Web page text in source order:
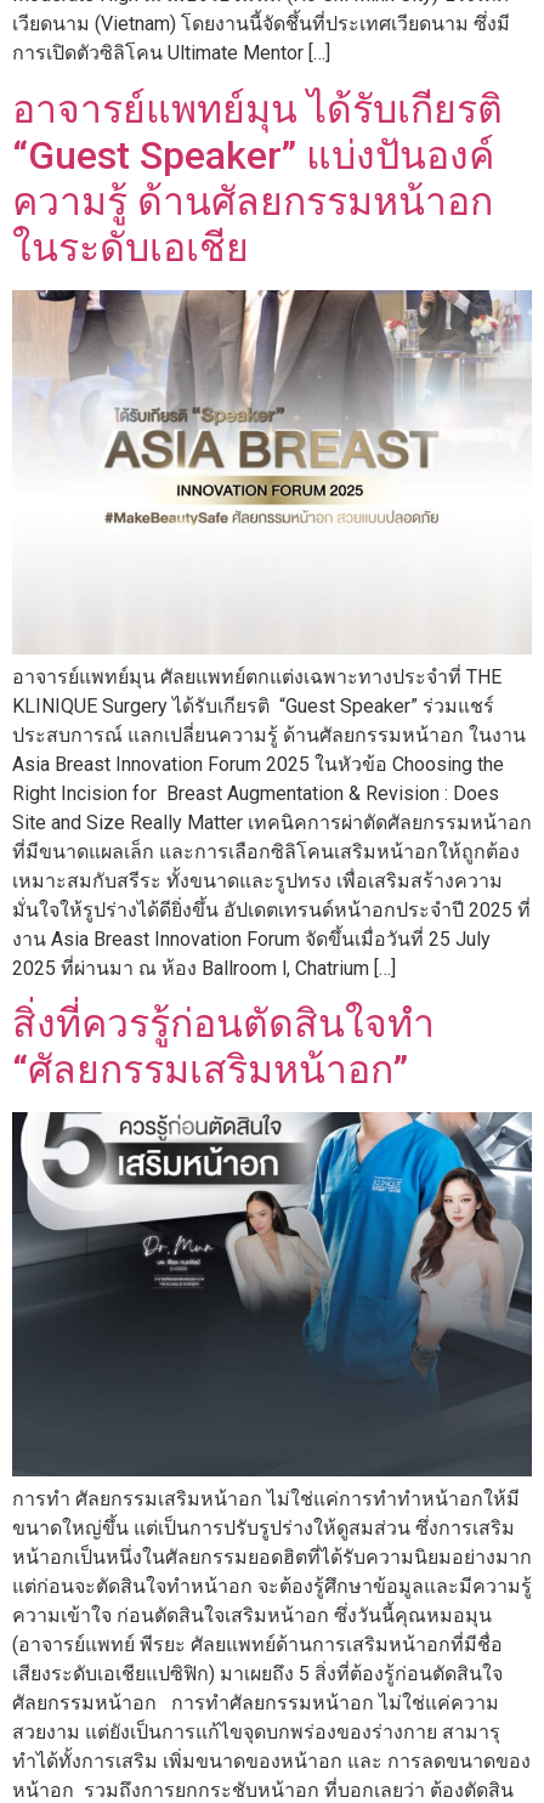
เวียดนาม (Vietnam) โดยงานนี้จัดชึ้นที่ประเทศเวียดนาม ซึ่งมี
การเปิดตัวซิลิโคน Ultimate Mentor […]
อาจารย์แพทย์มุน ได้รับเกียรติ
“Guest Speaker” แบ่งปันองค์
ความรู้ ด้านศัลยกรรมหน้าอก
ในระดับเอเชีย
อาจารย์แพทย์มุน ศัลยแพทย์ตกแต่งเฉพาะทางประจำที่ THE
KLINIQUE Surgery ได้รับเกียรติ “Guest Speaker” ร่วมแชร์
ประสบการณ์ แลกเปลี่ยนความรู้ ด้านศัลยกรรมหน้าอก ในงาน
Asia Breast Innovation Forum 2025 ในหัวข้อ Choosing the
Right Incision for Breast Augmentation & Revision : Does
Site and Size Really Matter เทคนิคการผ่าตัดศัลยกรรมหน้าอก
ที่มีขนาดแผลเล็ก และการเลือกซิลิโคนเสริมหน้าอกให้ถูกต้อง
เหมาะสมกับสรีระ ทั้งขนาดและรูปทรง เพื่อเสริมสร้างความ
มั่นใจให้รูปร่างได้ดียิ่งขึ้น อัปเดตเทรนด์หน้าอกประจำปี 2025 ที่
งาน Asia Breast Innovation Forum จัดขึ้นเมื่อวันที่ 25 July
2025 ที่ผ่านมา ณ ห้อง Ballroom l, Chatrium […]
สิ่งที่ควรรู้ก่อนตัดสินใจทำ
“ศัลยกรรมเสริมหน้าอก”
การทำ ศัลยกรรมเสริมหน้าอก ไม่ใช่แค่การทำทำหน้าอกให้มี
ขนาดใหญ่ขึ้น แต่เป็นการปรับรูปร่างให้ดูสมส่วน ซึ่งการเสริม
หน้าอกเป็นหนึ่งในศัลยกรรมยอดฮิตที่ได้รับความนิยมอย่างมาก
แต่ก่อนจะตัดสินใจทำหน้าอก จะต้องรู้ศึกษาข้อมูลและมีความรู้
ความเข้าใจ ก่อนตัดสินใจเสริมหน้าอก ซึ่งวันนี้คุณหมอมุน
(อาจารย์แพทย์ พีรยะ ศัลยแพทย์ด้านการเสริมหน้าอกที่มีชื่อ
เสียงระดับเอเชียแปซิฟิก) มาเผยถึง 5 สิ่งที่ต้องรู้ก่อนตัดสินใจ
ศัลยกรรมหน้าอก การทำศัลยกรรมหน้าอก ไม่ใช่แค่ความ
สวยงาม แต่ยังเป็นการแก้ไขจุดบกพร่องของร่างกาย สามารุ
ทำได้ทั้งการเสริม เพิ่มขนาดของหน้าอก และ การลดขนาดของ
หน้าอก รวมถึงการยกกระชับหน้าอก ที่บอกเลยว่า ต้องตัดสิน